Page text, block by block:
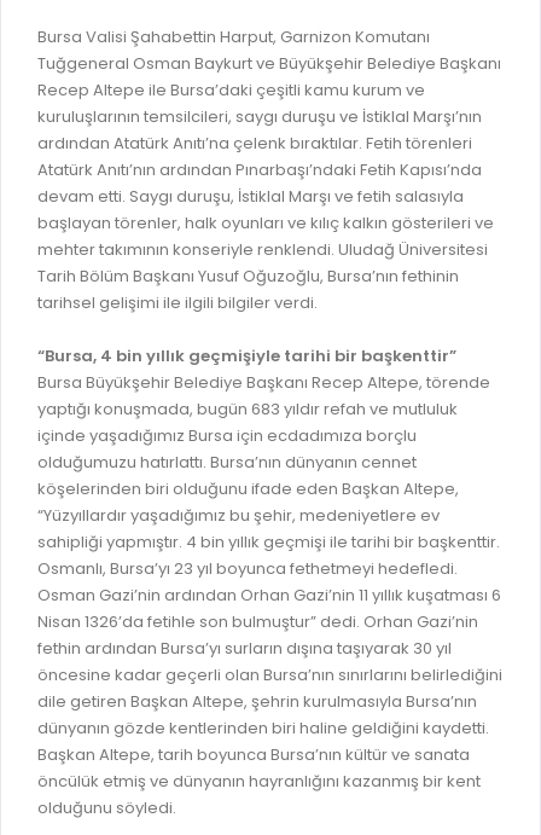
MECLİS
MECLİS ÜYELERİ
KOMİSYON ÜYELERİ
MECLİS KARARLARI
MECLİS GÜNDEMİ VE KARAR ÖZETLERİ
YAYIN / PLAN / RAPOR
PERFORMANS PROGRAMI
BÜTÇE
FAALİYET RAPORLARI
KESİN HESAPLAR
GELİR TARİFESİ
İMAR PLANI DEĞİŞİKLİKLERİ
FOTOĞRAF GALERİSİ
BURSA GÜNLÜĞÜ DERGİSİ
AYKOME KARARLARI
BURSA YAYINLARI
YANGIN SİGORTA E-BEYANNAME
BAŞVURU / KAYIT / SORGU
ORKESTRA KAYIT
SEYAHAT KARTI SORGULAMA
BURSA AKADEMİ
ÜCRETSİZ WİFİ NOKTALARI
İTFAİYE RAPORU
ONLİNE KATI ATIK BAŞVURUSU
İTFAİYE OLAY KAYDI BAŞVURUSU
BADEM KAYIT
İHALE İLANLARI
DOĞRUDAN TEMİN İLANLARI
EVRAK TAKİBİ
MEZARLIK BİLGİ SİSTEMİ
GENEL EVRAK KAYIT
LOKMA DAĞITIM İZNİ BAŞVURUSU
BAĞLANTILAR
WEB - MOBIL UYGULAMALARIMIZ
Bursa Valisi Şahabettin Harput, Garnizon Komutanı
Tuğgeneral Osman Baykurt ve Büyükşehir Belediye Başkanı
Recep Altepe ile Bursa’daki çeşitli kamu kurum ve
kuruluşlarının temsilcileri, saygı duruşu ve İstiklal Marşı’nın
ardından Atatürk Anıtı’na çelenk bıraktılar. Fetih törenleri
Atatürk Anıtı’nın ardından Pınarbaşı’ndaki Fetih Kapısı’nda
devam etti. Saygı duruşu, İstiklal Marşı ve fetih salasıyla
başlayan törenler, halk oyunları ve kılıç kalkın gösterileri ve
mehter takımının konseriyle renklendi. Uludağ Üniversitesi
Tarih Bölüm Başkanı Yusuf Oğuzoğlu, Bursa’nın fethinin
tarihsel gelişimi ile ilgili bilgiler verdi.
“Bursa, 4 bin yıllık geçmişiyle tarihi bir başkenttir”
Bursa Büyükşehir Belediye Başkanı Recep Altepe, törende
yaptığı konuşmada, bugün 683 yıldır refah ve mutluluk
içinde yaşadığımız Bursa için ecdadımıza borçlu
olduğumuzu hatırlattı. Bursa’nın dünyanın cennet
köşelerinden biri olduğunu ifade eden Başkan Altepe,
“Yüzyıllardır yaşadığımız bu şehir, medeniyetlere ev
sahipliği yapmıştır. 4 bin yıllık geçmişi ile tarihi bir başkenttir.
Osmanlı, Bursa’yı 23 yıl boyunca fethetmeyi hedefledi.
Osman Gazi’nin ardından Orhan Gazi’nin 11 yıllık kuşatması 6
Nisan 1326’da fetihle son bulmuştur” dedi. Orhan Gazi’nin
fethin ardından Bursa’yı surların dışına taşıyarak 30 yıl
öncesine kadar geçerli olan Bursa’nın sınırlarını belirlediğini
dile getiren Başkan Altepe, şehrin kurulmasıyla Bursa’nın
dünyanın gözde kentlerinden biri haline geldiğini kaydetti.
Başkan Altepe, tarih boyunca Bursa’nın kültür ve sanata
öncülük etmiş ve dünyanın hayranlığını kazanmış bir kent
olduğunu söyledi.